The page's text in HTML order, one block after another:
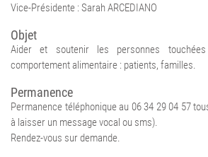
Vice-Présidente : Sarah ARCEDIANO
Objet
Aider et soutenir les personnes
comportement alimentaire : patients, familles.
Permanence
Permanence téléphonique au 06 34 29 04 57
à laisser un message vocal ou sms).
Rendez-vous sur demande.